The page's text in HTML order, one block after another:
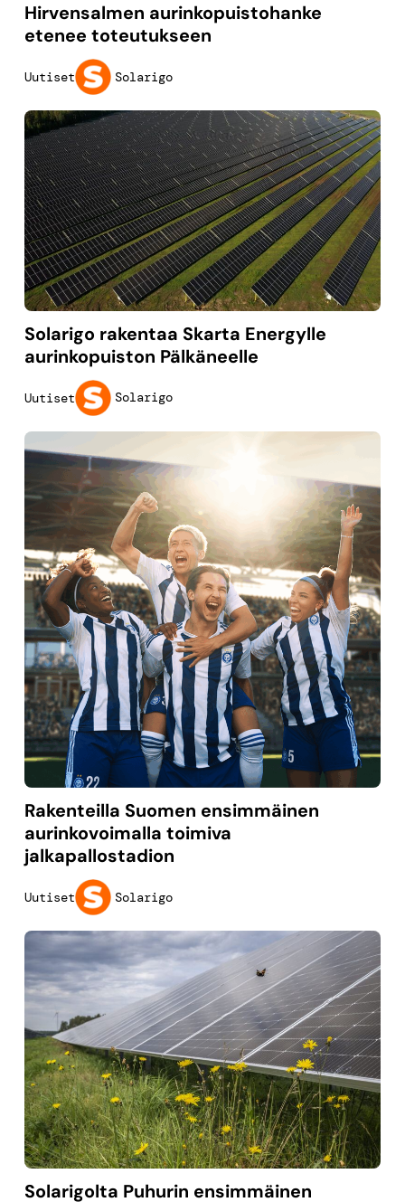
Hirvensalmen aurinkopuistohanke
etenee toteutukseen
Uutiset Solarigo
Solarigo rakentaa Skarta Energylle
aurinkopuiston Pälkäneelle
Uutiset Solarigo
Rakenteilla Suomen ensimmäinen
aurinkovoimalla toimiva
jalkapallostadion
Uutiset Solarigo
Solarigolta Puhurin ensimmäinen